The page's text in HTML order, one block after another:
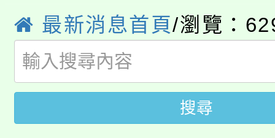
局官網。
8月14至27日，桃園電
開!
115年桃園市運動會8/
田徑場及游泳池舉行。
桃園市低收入戶享有免
視費優惠，中低收入戶
大園自造教育及科技中
最新消息首頁/瀏覽：
搜尋